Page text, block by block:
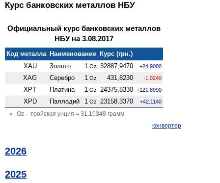
Курс банковских металлов НБУ
Официальный курс банковских металлов
НБУ на 3.08.2017
Код металла Наименование Курс (грн.)
XAU
Золото 1 Oz 32887,9470 +24.9000
XAG Серебро 1 Oz 431,8230 -1.0240
XPT Платина 1 Oz 24375,8330 +121.8990
XPD Палладий 1 Oz 23158,3370 +42.1140
Oz – тройская унция = 31.10348 грамм
конвертер
2026
2025